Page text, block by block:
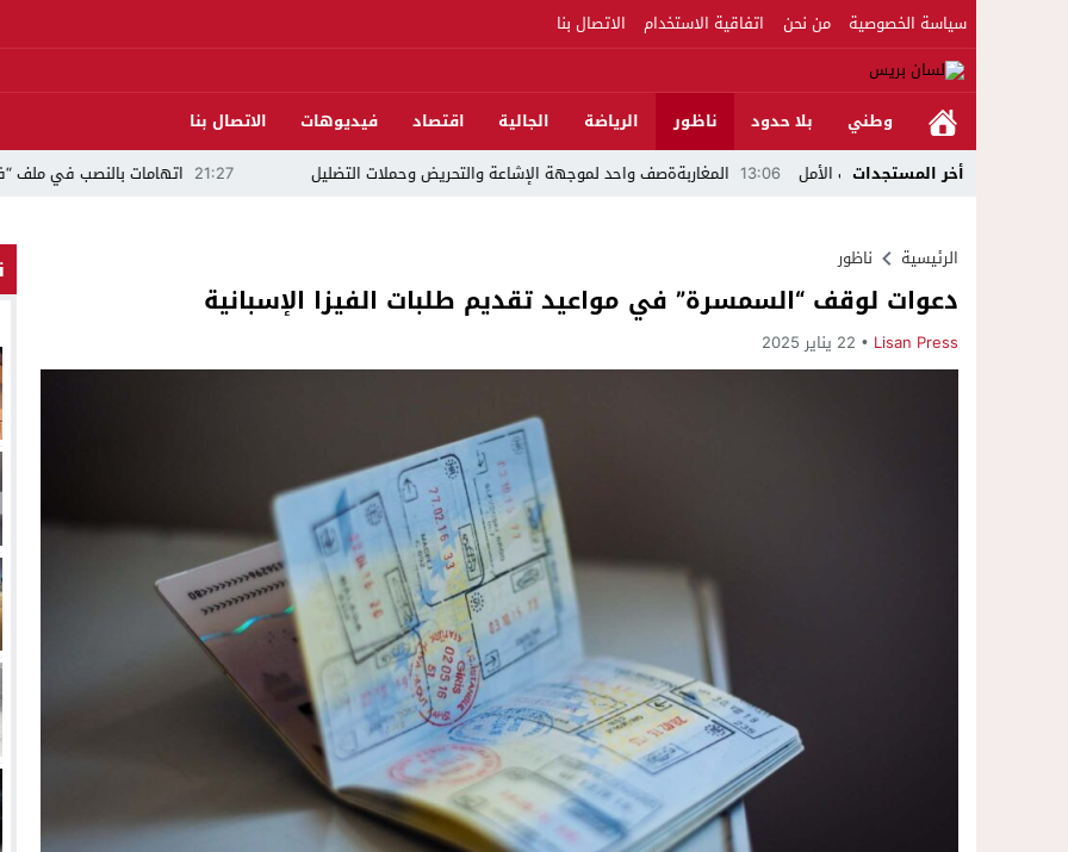
سياسة الخصوصية من نحن اتفاقية الاستخدام الاتصال بنا
وطني بلا حدود ناظور الرياضة الجالية اقتصاد فيديوهات
الاتصال بنا
أخر المستجدات
21:27 اتهامات بالنصب في ملف “فيزا” تلاحق في لحظة أعادت الأمل 13:06 المغاربةةصف واحد لموجهة الإشاعة والتحريض وحملات التضليل
الرئيسية ناظور
دعوات لوقف “السمسرة” في مواعيد تقديم طلبات الفيزا الإسبانية
Lisan Press 22 يناير 2025